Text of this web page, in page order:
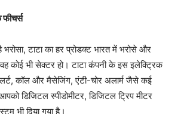
टाटा का हर प्रोडक्ट भारत में भरोसे और
वह कोई भी सेक्टर हो। टाटा कंपनी के इस इलेक्ट्रिक
कॉल और मैसेजिंग, एंटी-चोर अलार्म जैसे कई
डिजिटल स्पीडोमीटर, डिजिटल ट्रिप मीटर
भी दिया गया है।